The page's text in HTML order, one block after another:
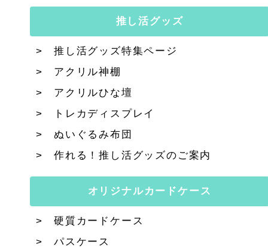
推し活グッズ
推し活グッズ特集ページ
アクリル神棚
アクリルひな壇
トレカディスプレイ
ぬいぐるみ布団
作れる！推し活グッズのご案内
オリジナルカードケース
硬質カードケース
パスケース